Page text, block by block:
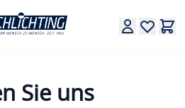
Sie uns